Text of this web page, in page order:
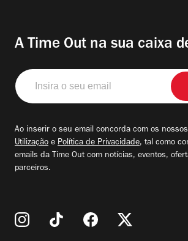
A Time Out na sua caixa
Insira
o
seu
Ao inserir o seu email concorda com os nossos
Utilização e Política de Privacidade, tal como
emails da Time Out com notícias, eventos,
parceiros.